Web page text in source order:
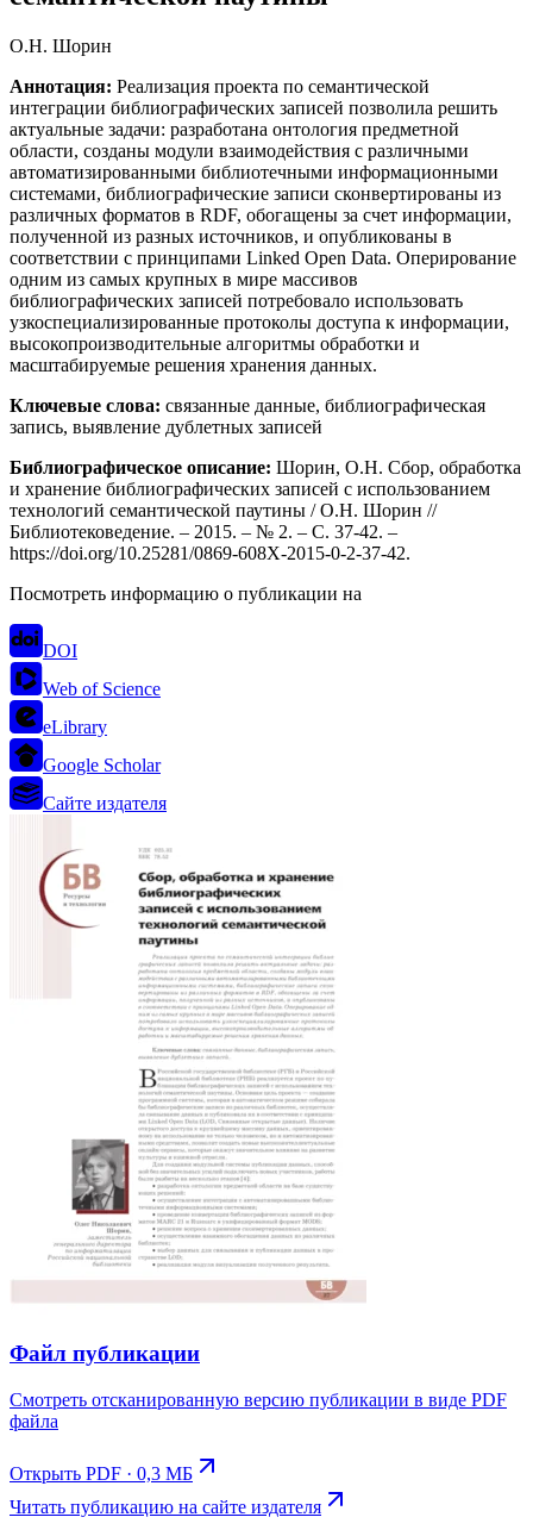
О.Н. Шорин
Аннотация: Реализация проекта по семантической
интеграции библиографических записей позволила решить
актуальные задачи: разработана онтология предметной
области, созданы модули взаимодействия с различными
автоматизированными библиотечными информационными
системами, библиографические записи сконвертированы из
различных форматов в RDF, обогащены за счет информации,
полученной из разных источников, и опубликованы в
соответствии с принципами Linked Open Data. Оперирование
одним из самых крупных в мире массивов
библиографических записей потребовало использовать
узкоспециализированные протоколы доступа к информации,
высокопроизводительные алгоритмы обработки и
масштабируемые решения хранения данных.
Ключевые слова: связанные данные, библиографическая
запись, выявление дублетных записей
Библиографическое описание: Шорин, О.Н. Сбор, обработка
и хранение библиографических записей с использованием
технологий семантической паутины / О.Н. Шорин //
Библиотековедение. – 2015. – № 2. – С. 37-42. –
https://doi.org/10.25281/0869-608X-2015-0-2-37-42.
Посмотреть информацию о публикации на
DOI
Web of Science
eLibrary
Google Scholar
Сайте издателя
Файл публикации
Смотреть отсканированную версию публикации в виде PDF
файла
Открыть PDF · 0,3 МБ
Читать публикацию на сайте издателя